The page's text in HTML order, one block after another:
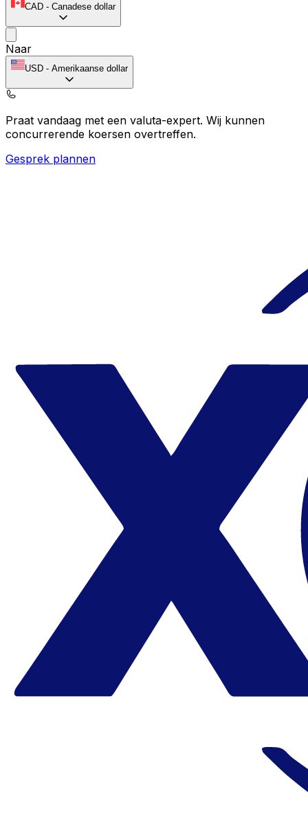
CAD - Canadese dollar
Naar
USD - Amerikaanse dollar
Praat vandaag met een valuta-expert. Wij kunnen
concurrerende koersen overtreffen.
Gesprek plannen